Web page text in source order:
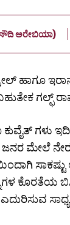
ಅರೇಬಿಯಾ)
ಹಾಗೂ
ಗಲ್ಫ್
ಗಳು
ಜನರ
ಕೊರತೆಯ